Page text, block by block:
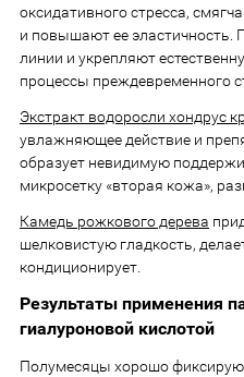
оксидативного стресса,
и повышают ее эластичность.
линии и укрепляют
процессы преждевременного
Экстракт водоросли хондрус
увлажняющее действие и
образует невидимую
микросетку «вторая кожа»,
Камедь рожкового дерева
шелковистую гладкость,
кондиционирует.
Результаты применения
гиалуроновой кислотой
Полумесяцы хорошо